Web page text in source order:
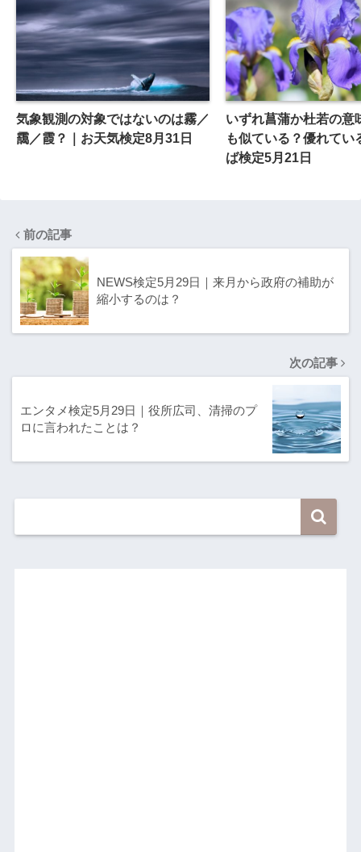
気象観測の対象ではないのは霧／
靄／霞？｜お天気検定8月31日
いずれ菖蒲か杜若の意
も似ている？優れてい
ば検定5月21日
前の記事
NEWS検定5月29日｜来月から政府の補助が
縮小するのは？
次の記事
エンタメ検定5月29日｜役所広司、清掃のプ
ロに言われたことは？